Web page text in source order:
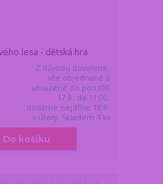
lesa - dětská hra
Z důvodu dovolené,
vše objednané a
uhrazené do pondělí
17.8. do 11:00,
dodáme nejdříve 18.8.
v úterý. Skladem 4 ks
Do košíku